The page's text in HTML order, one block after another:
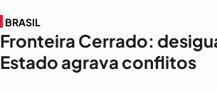
BRASIL
Fronteira Cerrado:
Estado agrava conflitos